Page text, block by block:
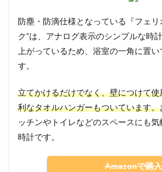
防塵・防滴仕様となっている『フェリ
ク”は、アナログ表示のシンプルな時
上がっているため、浴室の一角に置
す。
立てかけるだけでなく、壁につけて
利なタオルハンガーもついています。
ッチンやトイレなどのスペースにも
時計です。
Amazonで購入